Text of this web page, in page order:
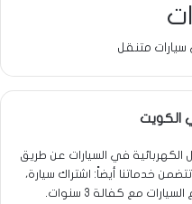
سيارات متنقل
الكويت
في السيارات عن طريق
خدماتنا أيضاً: اشتراك سيارة،
مع كفالة 3 سنوات.